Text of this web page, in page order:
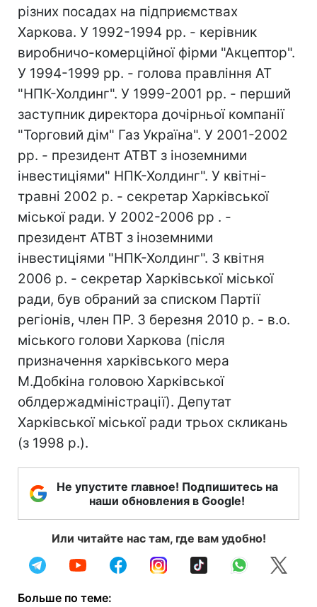
різних посадах на підприємствах
Харкова. У 1992-1994 рр. - керівник
виробничо-комерційної фірми "Акцептор".
У 1994-1999 рр. - голова правління АТ
"НПК-Холдинг". У 1999-2001 рр. - перший
заступник директора дочірньої компанії
"Торговий дім" Газ Україна". У 2001-2002
рр. - президент АТВТ з іноземними
інвестиціями" НПК-Холдинг". У квітні-
травні 2002 р. - секретар Харківської
міської ради. У 2002-2006 рр . -
президент АТВТ з іноземними
інвестиціями "НПК-Холдинг". З квітня
2006 р. - секретар Харківської міської
ради, був обраний за списком Партії
регіонів, член ПР. З березня 2010 р. - в.о.
міського голови Харкова (після
призначення харківського мера
М.Добкіна головою Харківської
облдержадміністрації). Депутат
Харківської міської ради трьох скликань
(з 1998 р.).
Не упустите главное! Подпишитесь на
наши обновления в Google!
Или читайте нас там, где вам удобно!
Больше по теме: